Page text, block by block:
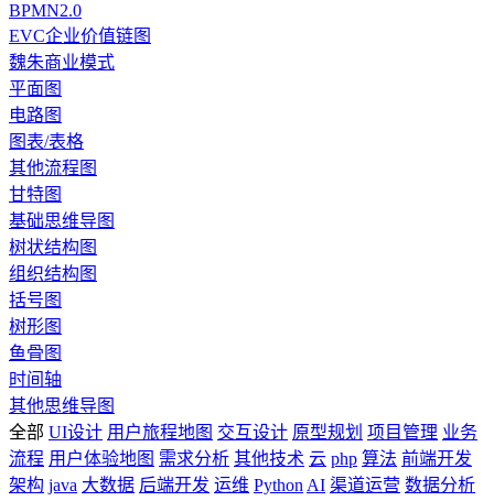
BPMN2.0
EVC企业价值链图
魏朱商业模式
平面图
电路图
图表/表格
其他流程图
甘特图
基础思维导图
树状结构图
组织结构图
括号图
树形图
鱼骨图
时间轴
其他思维导图
全部 UI设计 用户旅程地图 交互设计 原型规划 项目管理 业务
流程 用户体验地图 需求分析 其他技术 云 php 算法 前端开发
架构 java 大数据 后端开发 运维 Python AI 渠道运营 数据分析